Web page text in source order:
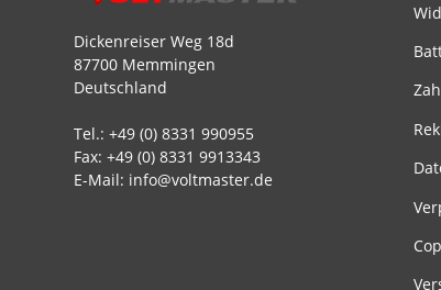
Dickenreiser Weg 18d
87700 Memmingen
Deutschland
Tel.: +49 (0) 8331 990955
Fax: +49 (0) 8331 9913343
E-Mail: info@voltmaster.de